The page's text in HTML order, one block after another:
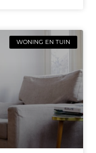
WONING EN TUIN